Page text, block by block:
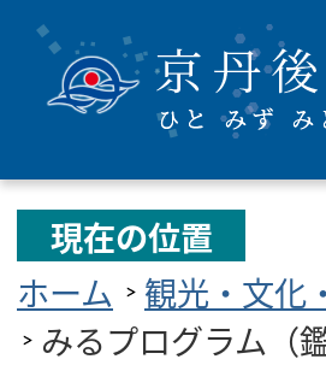
現在の位置
ホーム
観光・文化
みるプログラム（鑑